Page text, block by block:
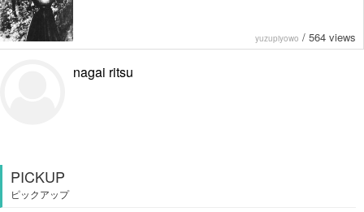
yuzupiyowo / 564 views
nagai ritsu
PICKUP
ピックアップ